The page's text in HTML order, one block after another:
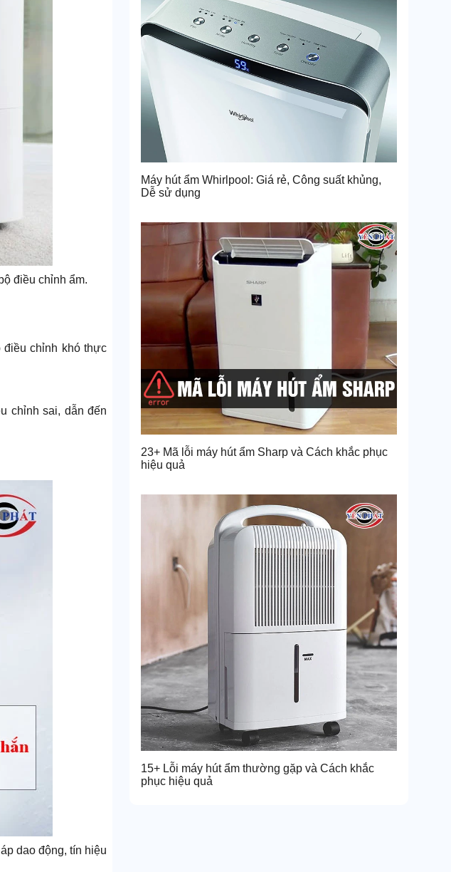
điều chỉnh ẩm.
điều chỉnh khó thực
chỉnh sai, dẫn đến
dao động, tín hiệu
Máy hút ẩm Whirlpool: Giá rẻ, Công suất khủng,
Dễ sử dụng
23+ Mã lỗi máy hút ẩm Sharp và Cách khắc phục
hiệu quả
15+ Lỗi máy hút ẩm thường gặp và Cách khắc
phục hiệu quả